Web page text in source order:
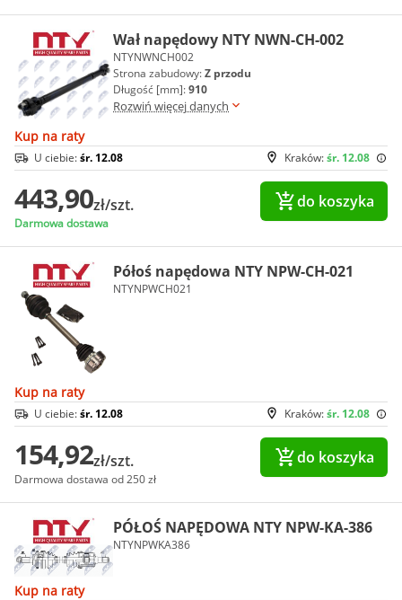
Wał napędowy NTY NWN-CH-002
NTYNWNCH002
Strona zabudowy:Z przodu
Długość [mm]:910
Rozwiń więcej danych
Kup na raty
Kraków:śr. 12.08
U ciebie:śr. 12.08
443,90zł/szt.
Darmowa dostawa
do koszyka
Półoś napędowa NTY NPW-CH-021
NTYNPWCH021
Kup na raty
Kraków:śr. 12.08
U ciebie:śr. 12.08
154,92zł/szt.
Darmowa dostawa od 250 zł
do koszyka
PÓŁOŚ NAPĘDOWA NTY NPW-KA-386
NTYNPWKA386
Kup na raty